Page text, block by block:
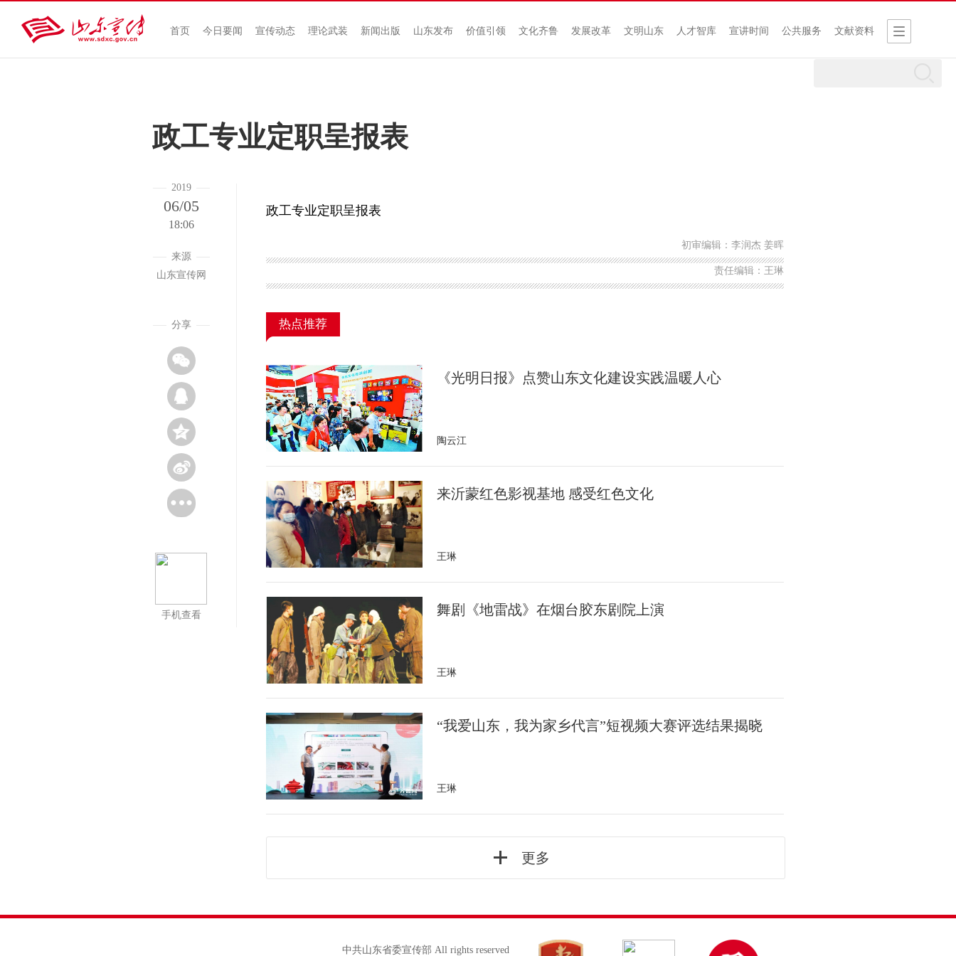
首页 今日要闻 宣传动态 理论武装 新闻出版 山东发布 价值引领 文化齐鲁 发展改革 文明山东 人才智库 宣讲时间 公共服务 文献资料
政工专业定职呈报表
2019
06/05
18:06
来源
山东宣传网
分享
手机查看
政工专业定职呈报表
初审编辑：李润杰 姜晖
责任编辑：王琳
热点推荐
《光明日报》点赞山东文化建设实践温暖人心
陶云江
来沂蒙红色影视基地 感受红色文化
王琳
舞剧《地雷战》在烟台胶东剧院上演
王琳
“我爱山东，我为家乡代言”短视频大赛评选结果揭晓
王琳
更多
中共山东省委宣传部 All rights reserved